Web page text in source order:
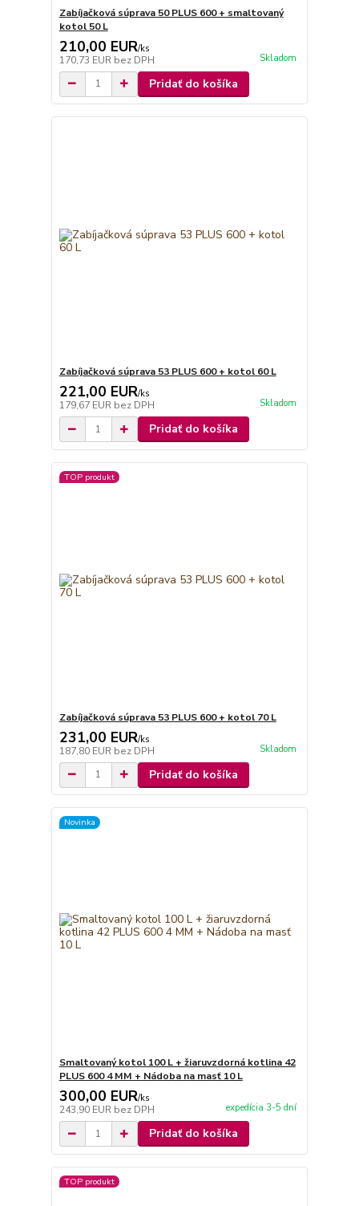
Zabíjačková súprava 50 PLUS 600 + smaltovaný
kotol 50 L
210,00 EUR/ks
170,73 EUR bez DPH Skladom
Pridať do košíka
Zabíjačková súprava 53 PLUS 600 + kotol 60 L
221,00 EUR/ks
179,67 EUR bez DPH Skladom
Pridať do košíka
TOP produkt
Zabíjačková súprava 53 PLUS 600 + kotol 70 L
231,00 EUR/ks
187,80 EUR bez DPH Skladom
Pridať do košíka
Novinka
Smaltovaný kotol 100 L + žiaruvzdorná kotlina 42
PLUS 600 4 MM + Nádoba na masť 10 L
300,00 EUR/ks
243,90 EUR bez DPH expedícia 3-5 dní
Pridať do košíka
TOP produkt